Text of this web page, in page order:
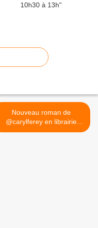
Nouveau roman de
@carylferey en librairie
avec "Plus jamais seul" en